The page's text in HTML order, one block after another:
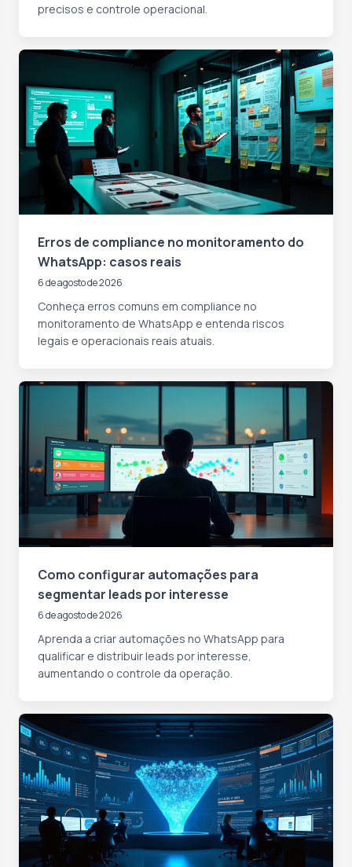
precisos e controle operacional.
Erros de compliance no monitoramento do
WhatsApp: casos reais
6 de agosto de 2026
Conheça erros comuns em compliance no
monitoramento de WhatsApp e entenda riscos
legais e operacionais reais atuais.
Como configurar automações para
segmentar leads por interesse
6 de agosto de 2026
Aprenda a criar automações no WhatsApp para
qualificar e distribuir leads por interesse,
aumentando o controle da operação.